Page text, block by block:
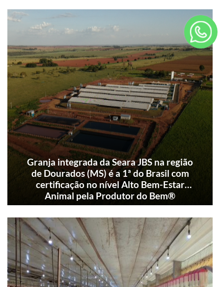
Granja integrada da Seara JBS na região
de Dourados (MS) é a 1ª do Brasil com
certificação no nível Alto Bem-Estar
Animal pela Produtor do Bem®
bem-estar animal, sistema de cobertura
seguida de alojamento em grupo e
enriquecimento ambiental duplo em todas as
baias de gestação coletiva.